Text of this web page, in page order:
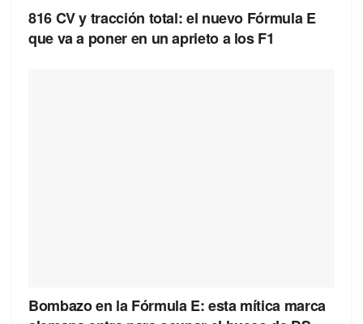
816 CV y tracción total: el nuevo Fórmula E
que va a poner en un aprieto a los F1
Bombazo en la Fórmula E: esta mítica marca